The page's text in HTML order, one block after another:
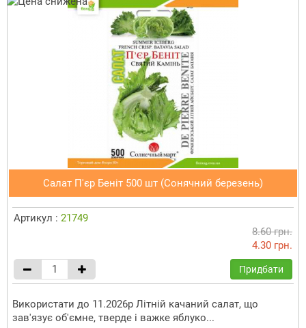
Салат П'єр Беніт 500 шт (Сонячний березень)
Артикул : 21749
8.60 грн.
4.30 грн.
Придбати
Використати до 11.2026р Літній качаний салат, що
зав'язує об'ємне, тверде і важке яблуко...